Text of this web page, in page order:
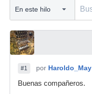
#1 por Haroldo_May
Buenas compañeros.